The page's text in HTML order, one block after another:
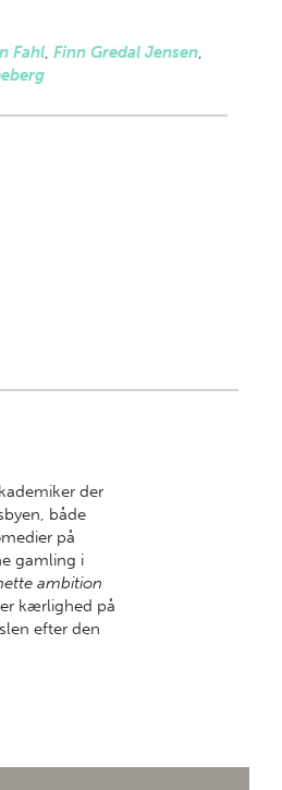
Fahl, Finn Gredal Jensen,
der
både
på
gamling i
ambition
kærlighed på
efter den